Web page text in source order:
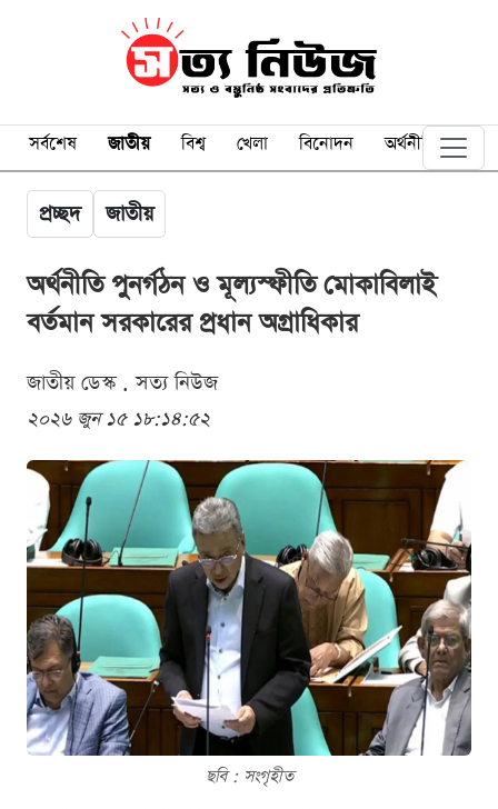
সর্বশেষ জাতীয় বিশ্ব খেলা বিনোদন অর্থনীতি
প্রচ্ছদ জাতীয়
অর্থনীতি পুনর্গঠন ও মূল্যস্ফীতি মোকাবিলাই
বর্তমান সরকারের প্রধান অগ্রাধিকার
জাতীয় ডেস্ক . সত্য নিউজ
২০২৬ জুন ১৫ ১৮:১৪:৫২
ছবি : সংগৃহীত